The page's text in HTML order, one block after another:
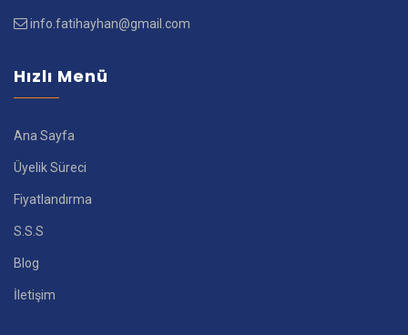
info.fatihayhan@gmail.com
Hızlı Menü
Ana Sayfa
Üyelik Süreci
Fiyatlandırma
S.S.S
Blog
İletişim